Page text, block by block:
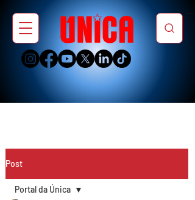
Post
Portal da Única